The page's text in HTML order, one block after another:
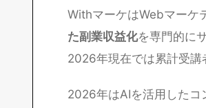
WithマーケはWebマーケ
た副業収益化を専門的に
2026年現在では累計受講
2026年はAIを活用したコ